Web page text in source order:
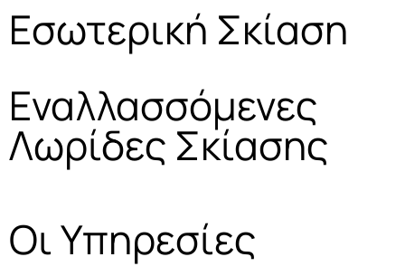
Εσωτερική Σκίαση
Εναλλασσόμενες
Λωρίδες Σκίασης
Οι Υπηρεσίες